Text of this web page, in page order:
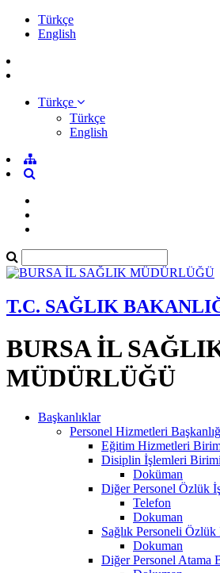
Türkçe
English
Türkçe
Türkçe
English
T.C. SAĞLIK
BURSA İL
MÜDÜRLÜĞÜ
Başkanlıklar
Personel Hizmetleri
Eğitim Hizmetleri
Disiplin İşlemleri Birimi
Doküman
Diğer Personel Özlük
Telefon
Dokuman
Sağlık Personeli
Dokuman
Diğer Personel Atama